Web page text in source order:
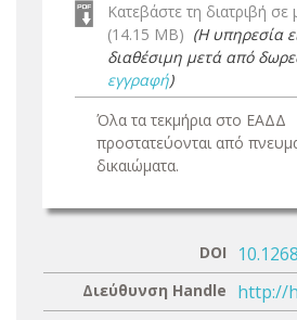
Κατεβάστε τη διατριβή
(14.15 MB) (Η υπηρεσία
διαθέσιμη μετά από
εγγραφή)
Όλα τα τεκμήρια στο ΕΑΔΔ
προστατεύονται από
δικαιώματα.
DOI
Διεύθυνση Handle http://